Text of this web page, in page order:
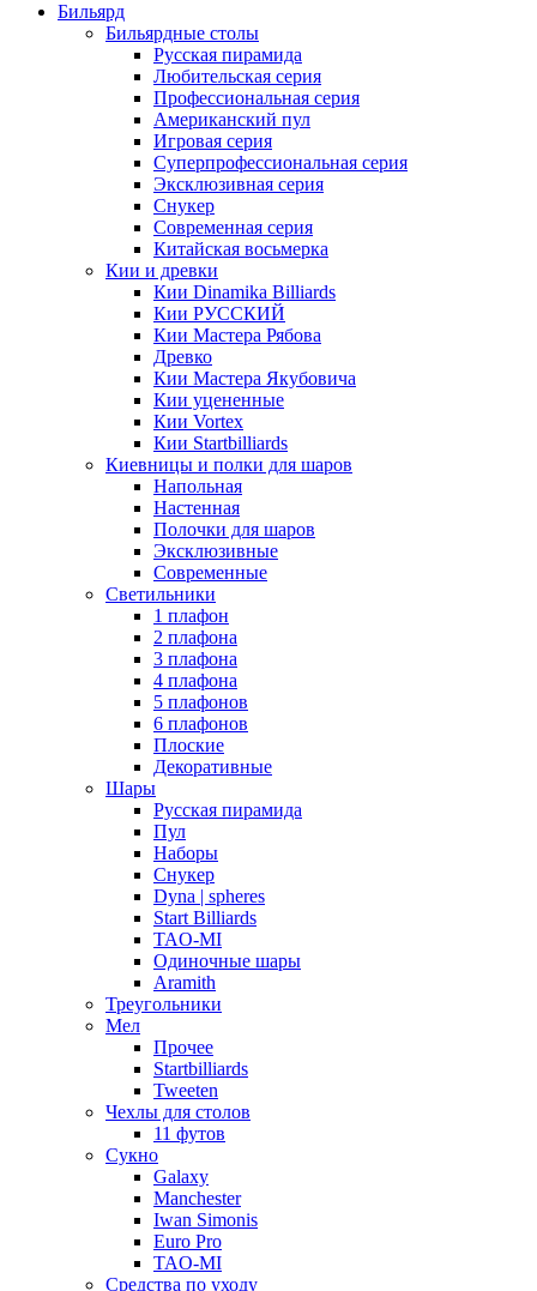
Бильярд
Бильярдные столы
Русская пирамида
Любительская серия
Профессиональная серия
Американский пул
Игровая серия
Суперпрофессиональная серия
Эксклюзивная серия
Снукер
Современная серия
Китайская восьмерка
Кии и древки
Кии Dinamika Billiards
Кии РУССКИЙ
Кии Мастера Рябова
Древко
Кии Мастера Якубовича
Кии уцененные
Кии Vortex
Кии Startbilliards
Киевницы и полки для шаров
Напольная
Настенная
Полочки для шаров
Эксклюзивные
Современные
Светильники
1 плафон
2 плафона
3 плафона
4 плафона
5 плафонов
6 плафонов
Плоские
Декоративные
Шары
Русская пирамида
Пул
Наборы
Снукер
Dyna | spheres
Start Billiards
TAO-MI
Одиночные шары
Aramith
Треугольники
Мел
Прочее
Startbilliards
Tweeten
Чехлы для столов
11 футов
Сукно
Galaxy
Manchester
Iwan Simonis
Euro Pro
TAO-MI
Средства по уходу